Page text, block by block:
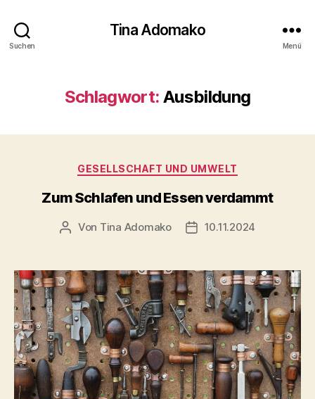
Suchen
Tina Adomako
Menü
Schlagwort: Ausbildung
Kategorien
GESELLSCHAFT UND UMWELT
Zum Schlafen und Essen verdammt
Beitragsautor
Von Tina Adomako Veröffentlichungsdatum
10.11.2024